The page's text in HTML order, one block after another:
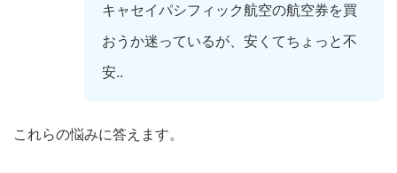
キャセイパシフィック航空の航空券を買
おうか迷っているが、安くてちょっと不
安..
これらの悩みに答えます。